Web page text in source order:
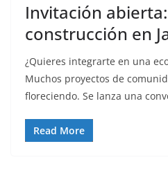
Invitación
construcción en
¿Quieres integrarte en una
Muchos proyectos de
floreciendo. Se lanza una
Read More